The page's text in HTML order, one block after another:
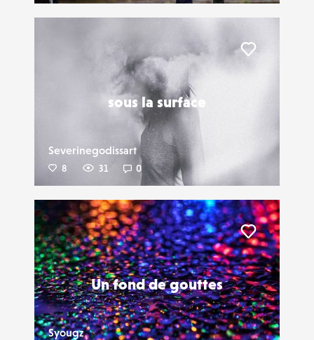
sous la surface
Severinegodissart
8 31 0
Un fond de gouttes
Syougz
Liker